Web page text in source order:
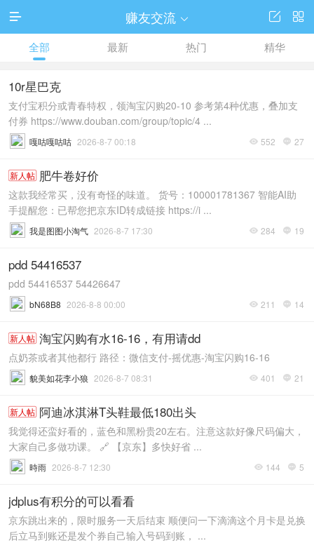
 赚友交流  

全部 最新 热门 精华
10r星巴克
支付宝积分或青春特权，领淘宝闪购20-10 参考第4种优惠，叠加支
付券 https://www.douban.com/group/topic/4 ...
 552  27
嘎咕嘎咕咕 2026-8-7 00:18
新人帖 肥牛卷好价
这款我经常买，没有奇怪的味道。 货号：100001781367 智能AI助
手提醒您：已帮您把京东ID转成链接 https://i ...
 284  19
我是图图小淘气 2026-8-7 17:30
pdd 54416537
pdd 54416537 54426647
 211  14
bN68B8 2026-8-8 00:00
新人帖 淘宝闪购有水16-16，有用请dd
点奶茶或者其他都行 路径：微信支付-摇优惠-淘宝闪购16-16
 401  21
貌美如花李小狼 2026-8-7 08:31
新人帖 阿迪冰淇淋T头鞋最低180出头
我觉得还蛮好看的，蓝色和黑粉贵20左右。注意这款好像尺码偏大，
大家自己多做功课。 🔗 【京东】多快好省 ...
 144  5
時雨 2026-8-7 12:30
jdplus有积分的可以看看
京东跳出来的，限时服务一天后结束 顺便问一下滴滴这个月卡是兑换
后立马到账还是发个券自己输入号码到账， ...